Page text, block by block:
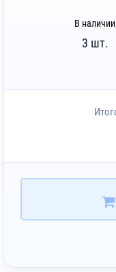
В наличии
3 шт.